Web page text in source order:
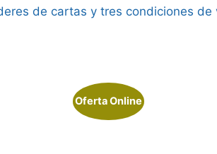
de cartas y tres condiciones de
Oferta Online